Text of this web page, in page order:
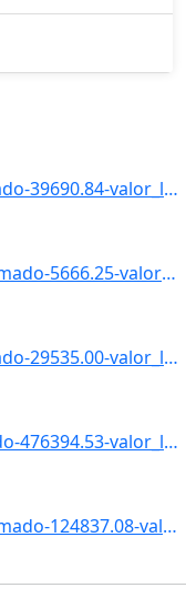
4: licitacao-PR-67/2015-valor_estimado-39690.84-valor_licitado-0.00-status-CADASTRADO-descricao--data_p]
5: licitacao-PR-3025/2015-valor_estimado-5666.25-valor_licitado-0.00-status-CADASTRADO-descricao--data_]
6: licitacao-PR-26/2015-valor_estimado-29535.00-valor_licitado-0.00-status-LICITACAO-descricao-CONTRATA]
7: licitacao-PR-4/2016-valor_estimado-476394.53-valor_licitado-0.00-status-CANCELADO-descricao--data_pu]
8: licitacao-PR-3017/2015-valor_estimado-124837.08-valor_licitado-0.00-status-CADASTRADO-descricao--dat]